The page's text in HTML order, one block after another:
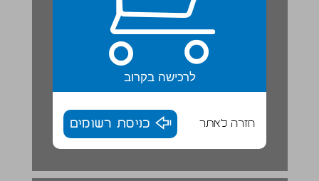
לרכישה בקרוב
חזרה לאתר כניסת רשומים